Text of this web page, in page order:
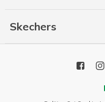
Skechers